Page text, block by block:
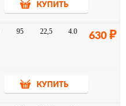
КУПИТЬ
95 22,5 4.0 630
КУПИТЬ